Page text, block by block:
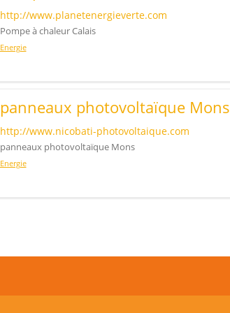
http://www.planetenergieverte.com
Pompe à chaleur Calais
Energie
panneaux photovoltaïque Mons
http://www.nicobati-photovoltaique.com
panneaux photovoltaïque Mons
Energie